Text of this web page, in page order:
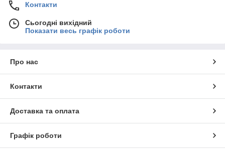
Контакти
Сьогодні вихідний
Показати весь графік роботи
Про нас
Контакти
Доставка та оплата
Графік роботи